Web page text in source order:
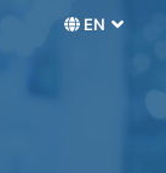
EN